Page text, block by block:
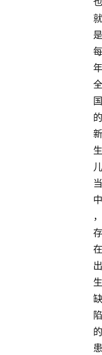
就
是
每
年
全
国
的
新
生
儿
当
中
，
存
在
出
生
缺
陷
的
患